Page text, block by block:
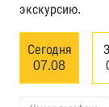
Единый
экскурсию.
Сегодня
07.08